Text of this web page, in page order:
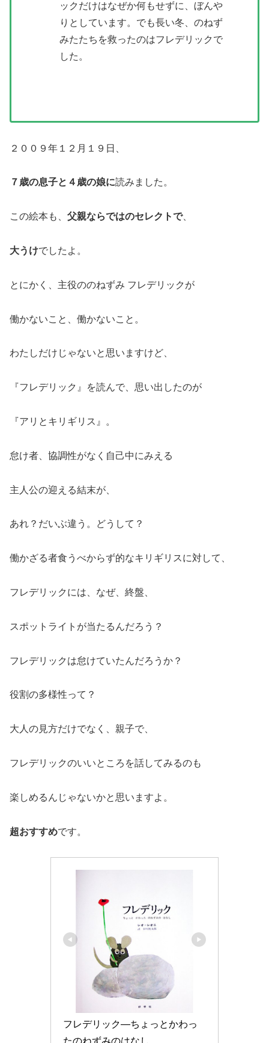
ックだけはなぜか何もせずに、ぼんや
りとしています。でも長い冬、のねず
みたたちを救ったのはフレデリックで
した。
２００９年１２月１９日、
７歳の息子と４歳の娘に読みました。
この絵本も、 父親ならではのセレクトで、
大うけでしたよ。
とにかく、主役ののねずみ フレデリックが
働かないこと、働かないこと。
わたしだけじゃないと思いますけど、
『フレデリック』を読んで、思い出したのが
『アリとキリギリス』。
怠け者、協調性がなく自己中にみえる
主人公の迎える結末が、
あれ？だいぶ違う。どうして？
働かざる者食うべからず的なキリギリスに対して、
フレデリックには、なぜ、終盤、
スポットライトが当たるんだろう？
フレデリックは怠けていたんだろうか？
役割の多様性って？
大人の見方だけでなく、親子で、
フレデリックのいいところを話してみるのも
楽しめるんじゃないかと思いますよ。
超おすすめです。
フレデリック―ちょっとかわっ